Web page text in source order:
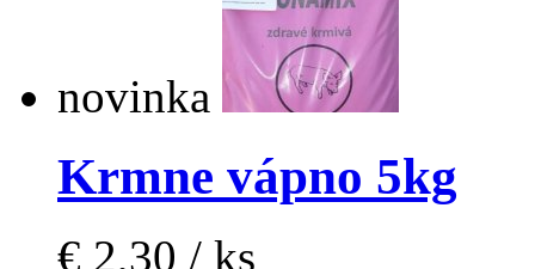
novinka
Krmne vápno 5kg
€ 2,30 / ks